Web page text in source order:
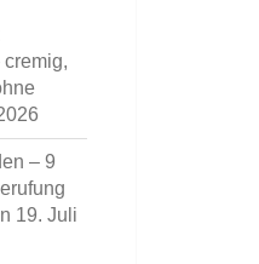
– 9
19. Juli